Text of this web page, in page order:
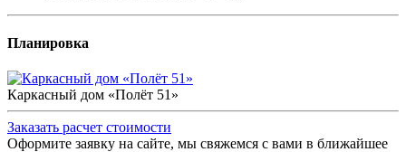
Планировка
Каркасный дом «Полёт 51»
Заказать расчет стоимости
Оформите заявку на сайте, мы свяжемся с вами в ближайшее